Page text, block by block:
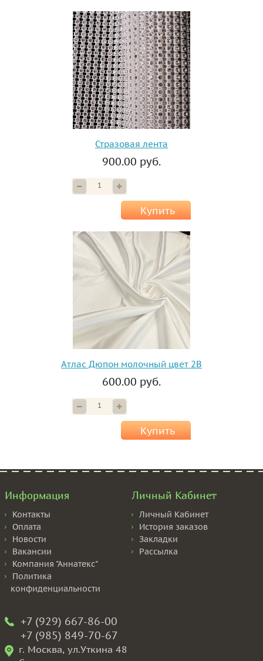
Стразовая лента
900.00 руб.
Купить
Атлас Дюпон молочный цвет 2B
600.00 руб.
Купить
Информация
Контакты
Оплата
Новости
Вакансии
Компания "Аннатекс"
Политика
конфиденциальности
Личный Кабинет
Личный Кабинет
История заказов
Закладки
Рассылка
+7 (929) 667-86-00
+7 (985) 849-70-67
г. Москва, ул.Уткина 48